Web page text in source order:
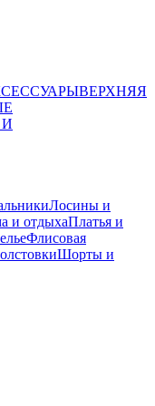
ВЕРХНЯЯ
Лосины и
и отдыхаПлатья и
Флисовая
Шорты и